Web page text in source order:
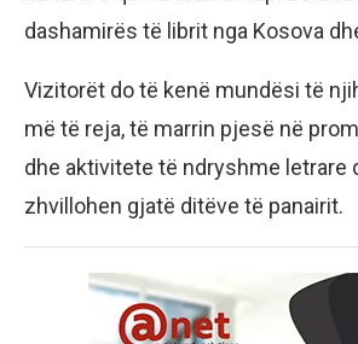
dashamirës të librit nga Kosova
Vizitorët do të kenë mundësi të
më të reja, të marrin pjesë në
dhe aktivitete të ndryshme letrare
zhvillohen gjatë ditëve të panairit.